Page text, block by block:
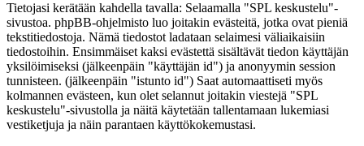
Tietojasi kerätään kahdella tavalla: Selaamalla "SPL keskustelu"-
sivustoa. phpBB-ohjelmisto luo joitakin evästeitä, jotka ovat pieniä
tekstitiedostoja. Nämä tiedostot ladataan selaimesi väliaikaisiin
tiedostoihin. Ensimmäiset kaksi evästettä sisältävät tiedon käyttäjän
yksilöimiseksi (jälkeenpäin "käyttäjän id") ja anonyymin session
tunnisteen. (jälkeenpäin "istunto id") Saat automaattiseti myös
kolmannen evästeen, kun olet selannut joitakin viestejä "SPL
keskustelu"-sivustolla ja näitä käytetään tallentamaan lukemiasi
vestiketjuja ja näin parantaen käyttökokemustasi.